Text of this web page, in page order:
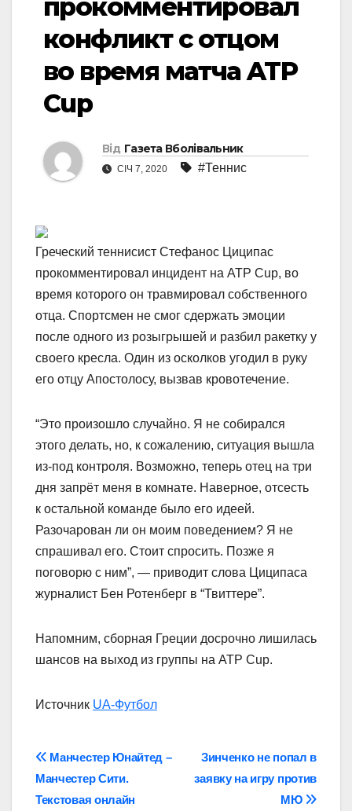
прокомментировал
конфликт с отцом
во время матча ATP
Cup
Від Газета Вболівальник
СІЧ 7, 2020 #Теннис
Греческий теннисист Стефанос Циципас
прокомментировал инцидент на ATP Cup, во
время которого он травмировал собственного
отца. Спортсмен не смог сдержать эмоции
после одного из розыгрышей и разбил ракетку у
своего кресла. Один из осколков угодил в руку
его отцу Апостолосу, вызвав кровотечение.
“Это произошло случайно. Я не собирался
этого делать, но, к сожалению, ситуация вышла
из-под контроля. Возможно, теперь отец на три
дня запрёт меня в комнате. Наверное, отсесть
к остальной команде было его идеей.
Разочарован ли он моим поведением? Я не
спрашивал его. Стоит спросить. Позже я
поговорю с ним”, — приводит слова Циципаса
журналист Бен Ротенберг в “Твиттере”.
Напомним, сборная Греции досрочно лишилась
шансов на выход из группы на ATP Cup.
Источник UA-Футбол
Навігація
записів
Зинченко не попал в
заявку на игру против
МЮ
Манчестер Юнайтед –
Манчестер Сити.
Текстовая онлайн